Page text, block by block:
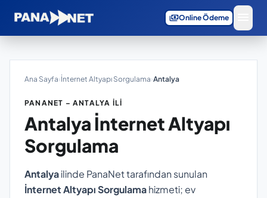
paymentsOnline Ödeme
Ana Sayfa›İnternet Altyapı Sorgulama›Antalya
PANANET – ANTALYA İLI
Antalya İnternet Altyapı
Sorgulama
Antalyailinde PanaNet tarafından sunulan
İnternet Altyapı Sorgulamahizmeti; ev